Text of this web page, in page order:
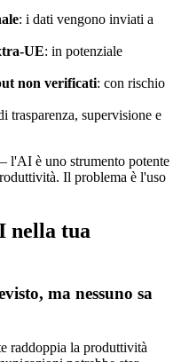
: i dati vengono inviati a
UE: in potenziale
non verificati: con rischio
trasparenza, supervisione e
l'AI è uno strumento potente
Il problema è l'uso
nella tua
ma nessuno sa
raddoppia la produttività